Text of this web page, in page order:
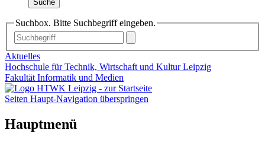
Suche
Suchbox. Bitte Suchbegriff eingeben.
Aktuelles
Hochschule für Technik, Wirtschaft und Kultur Leipzig
Fakultät Informatik und Medien
Seiten Haupt-Navigation überspringen
Hauptmenü